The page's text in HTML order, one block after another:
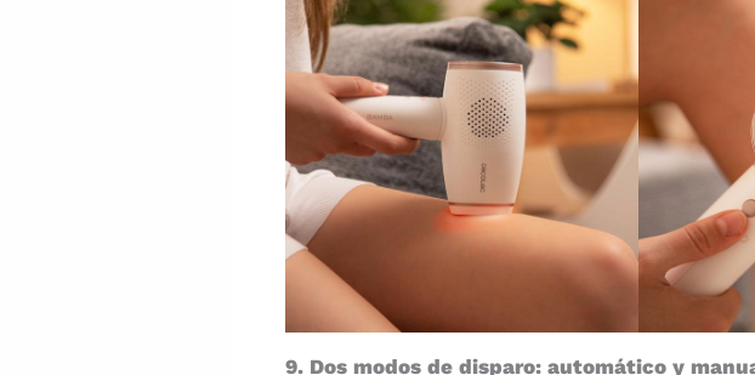
9. Dos modos de disparo: automático y